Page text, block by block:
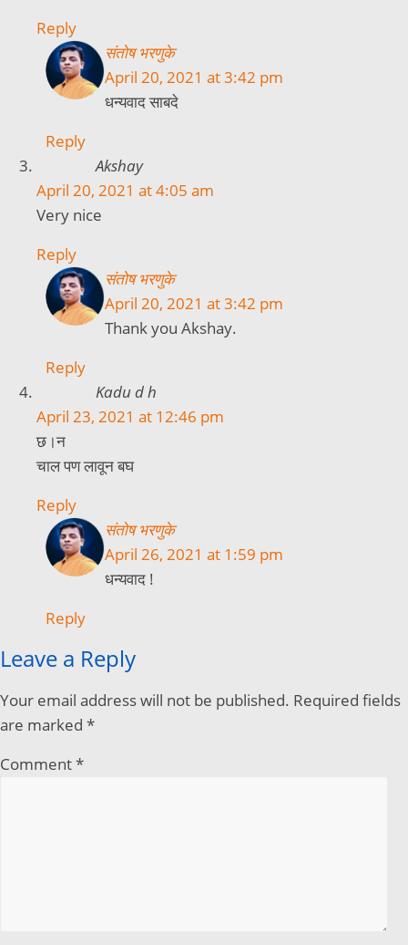
Reply
संतोष भरणुके
April 20, 2021 at 3:42 pm
धन्यवाद साबदे
Reply
Akshay
April 20, 2021 at 4:05 am
Very nice
Reply
संतोष भरणुके
April 20, 2021 at 3:42 pm
Thank you Akshay.
Reply
Kadu d h
April 23, 2021 at 12:46 pm
छ।न
चाल पण लावून बघ
Reply
संतोष भरणुके
April 26, 2021 at 1:59 pm
धन्यवाद !
Reply
Leave a Reply
Your email address will not be published. Required fields
are marked *
Comment*